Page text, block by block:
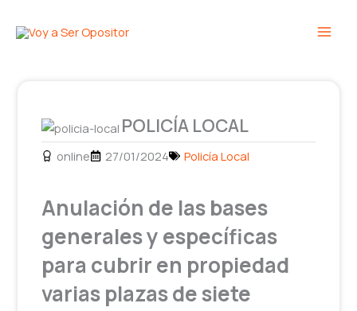
POLICÍA LOCAL
online 27/01/2024 Policía Local
Anulación de las bases
generales y específicas
para cubrir en propiedad
varias plazas de siete